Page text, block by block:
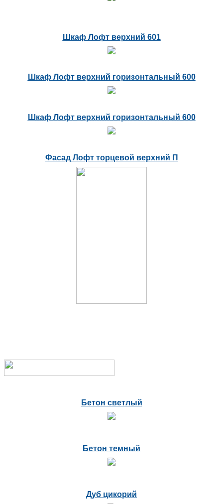
Шкаф Лофт верхний 601
Шкаф Лофт верхний горизонтальный 600
Шкаф Лофт верхний горизонтальный 600
Фасад Лофт торцевой верхний П
Бетон светлый
Бетон темный
Дуб цикорий